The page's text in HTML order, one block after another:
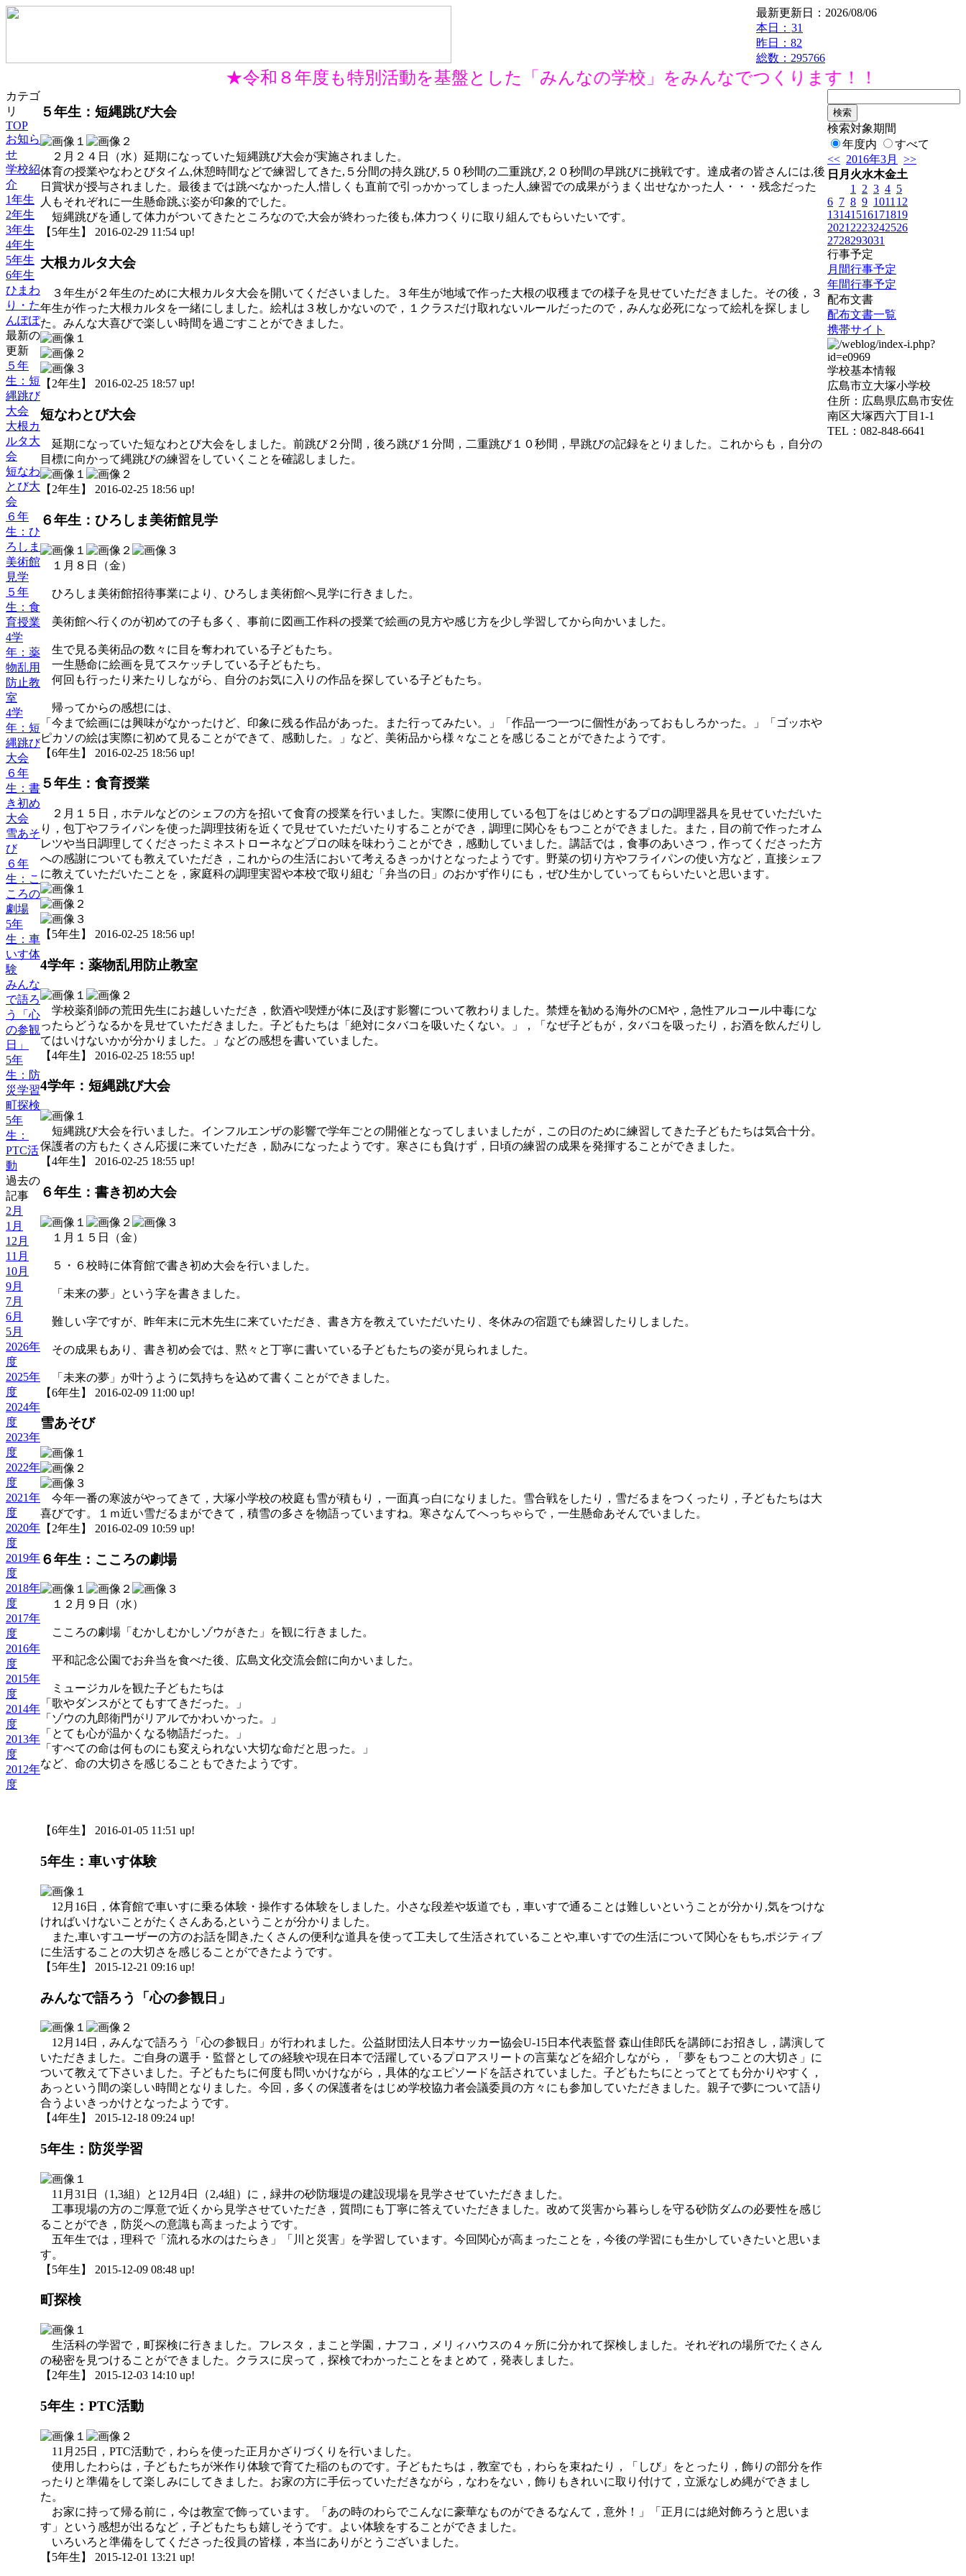
最新更新日：2026/08/06
本日： 31
昨日：82
総数：295766
★令和８年度も特別活動を基盤とした「みんなの学校」をみんなでつくります！！
カテゴ
リ
TOP
お知ら
せ
学校紹
介
1年生
2年生
3年生
4年生
5年生
6年生
ひまわ
り・た
んぽぽ
最新の
更新
５年
生：短
縄跳び
大会
大根カ
ルタ大
会
短なわ
とび大
会
６年
生：ひ
ろしま
美術館
見学
５年
生：食
育授業
4学
年：薬
物乱用
防止教
室
4学
年：短
縄跳び
大会
６年
生：書
き初め
大会
雪あそ
び
６年
生：こ
ころの
劇場
5年
生：車
いす体
験
みんな
で語ろ
う「心
の参観
日」
5年
生：防
災学習
町探検
5年
生：
PTC活
動
過去の
記事
2月
1月
12月
11月
10月
9月
7月
6月
5月
2026年
度
2025年
度
2024年
度
2023年
度
2022年
度
2021年
度
2020年
度
2019年
度
2018年
度
2017年
度
2016年
度
2015年
度
2014年
度
2013年
度
2012年
度
５年生：短縄跳び大会
２月２４日（水）延期になっていた短縄跳び大会が実施されました。
体育の授業やなわとびタイム,休憩時間などで練習してきた,５分間の持久跳び,５０秒間の二重跳び,２０秒間の早跳びに挑戦です。達成者の皆さんには,後
日賞状が授与されました。最後までは跳べなかった人,惜しくも直前で引っかかってしまった人,練習での成果がうまく出せなかった人・・・残念だった
人もそれぞれに一生懸命跳ぶ姿が印象的でした。
短縄跳びを通して体力がついてきたところなので,大会が終わった後も,体力つくりに取り組んでもらいたいです。
【5年生】 2016-02-29 11:54 up!
大根カルタ大会
３年生が２年生のために大根カルタ大会を開いてくださいました。３年生が地域で作った大根の収穫までの様子を見せていただきました。その後，３
年生が作った大根カルタを一緒にしました。絵札は３枚しかないので，１クラスだけ取れないルールだったので，みんな必死になって絵札を探しまし
た。みんな大喜びで楽しい時間を過ごすことができました。
【2年生】 2016-02-25 18:57 up!
短なわとび大会
延期になっていた短なわとび大会をしました。前跳び２分間，後ろ跳び１分間，二重跳び１０秒間，早跳びの記録をとりました。これからも，自分の
目標に向かって縄跳びの練習をしていくことを確認しました。
【2年生】 2016-02-25 18:56 up!
６年生：ひろしま美術館見学
１月８日（金）
ひろしま美術館招待事業により、ひろしま美術館へ見学に行きました。
美術館へ行くのが初めての子も多く、事前に図画工作科の授業で絵画の見方や感じ方を少し学習してから向かいました。
生で見る美術品の数々に目を奪われている子どもたち。
一生懸命に絵画を見てスケッチしている子どもたち。
何回も行ったり来たりしながら、自分のお気に入りの作品を探している子どもたち。
帰ってからの感想には、
「今まで絵画には興味がなかったけど、印象に残る作品があった。また行ってみたい。」「作品一つ一つに個性があっておもしろかった。」「ゴッホや
ピカソの絵は実際に初めて見ることができて、感動した。」など、美術品から様々なことを感じることができたようです。
【6年生】 2016-02-25 18:56 up!
５年生：食育授業
２月１５日，ホテルなどのシェフの方を招いて食育の授業を行いました。実際に使用している包丁をはじめとするプロの調理器具を見せていただいた
り，包丁やフライパンを使った調理技術を近くで見せていただいたりすることができ，調理に関心をもつことができました。また，目の前で作ったオム
レツや当日調理してくださったミネストローネなどプロの味を味わうことができ，感動していました。講話では，食事のあいさつ，作ってくださった方
への感謝についても教えていただき，これからの生活において考えるきっかけとなったようです。野菜の切り方やフライパンの使い方など，直接シェフ
に教えていただいたことを，家庭科の調理実習や本校で取り組む「弁当の日」のおかず作りにも，ぜひ生かしていってもらいたいと思います。
【5年生】 2016-02-25 18:56 up!
4学年：薬物乱用防止教室
学校薬剤師の荒田先生にお越しいただき，飲酒や喫煙が体に及ぼす影響について教わりました。禁煙を勧める海外のCMや，急性アルコール中毒にな
ったらどうなるかを見せていただきました。子どもたちは「絶対にタバコを吸いたくない。」，「なぜ子どもが，タバコを吸ったり，お酒を飲んだりし
てはいけないかが分かりました。」などの感想を書いていました。
【4年生】 2016-02-25 18:55 up!
4学年：短縄跳び大会
短縄跳び大会を行いました。インフルエンザの影響で学年ごとの開催となってしまいましたが，この日のために練習してきた子どもたちは気合十分。
保護者の方もたくさん応援に来ていただき，励みになったようです。寒さにも負けず，日頃の練習の成果を発揮することができました。
【4年生】 2016-02-25 18:55 up!
６年生：書き初め大会
１月１５日（金）
５・６校時に体育館で書き初め大会を行いました。
「未来の夢」という字を書きました。
難しい字ですが、昨年末に元木先生に来ていただき、書き方を教えていただいたり、冬休みの宿題でも練習したりしました。
その成果もあり、書き初め会では、黙々と丁寧に書いている子どもたちの姿が見られました。
「未来の夢」が叶うように気持ちを込めて書くことができました。
【6年生】 2016-02-09 11:00 up!
雪あそび
今年一番の寒波がやってきて，大塚小学校の校庭も雪が積もり，一面真っ白になりました。雪合戦をしたり，雪だるまをつくったり，子どもたちは大
喜びです。１ｍ近い雪だるまができて，積雪の多さを物語っていますね。寒さなんてへっちゃらで，一生懸命あそんでいました。
【2年生】 2016-02-09 10:59 up!
６年生：こころの劇場
１２月９日（水）
こころの劇場「むかしむかしゾウがきた」を観に行きました。
平和記念公園でお弁当を食べた後、広島文化交流会館に向かいました。
ミュージカルを観た子どもたちは
「歌やダンスがとてもすてきだった。」
「ゾウの九郎衛門がリアルでかわいかった。」
「とても心が温かくなる物語だった。」
「すべての命は何ものにも変えられない大切な命だと思った。」
など、命の大切さを感じることもできたようです。
【6年生】 2016-01-05 11:51 up!
5年生：車いす体験
12月16日，体育館で車いすに乗る体験・操作する体験をしました。小さな段差や坂道でも，車いすで通ることは難しいということが分かり,気をつけな
ければいけないことがたくさんある,ということが分かりました。
また,車いすユーザーの方のお話を聞き,たくさんの便利な道具を使って工夫して生活されていることや,車いすでの生活について関心をもち,ポジティブ
に生活することの大切さを感じることができたようです。
【5年生】 2015-12-21 09:16 up!
みんなで語ろう「心の参観日」
12月14日，みんなで語ろう「心の参観日」が行われました。公益財団法人日本サッカー協会U-15日本代表監督 森山佳郎氏を講師にお招きし，講演して
いただきました。ご自身の選手・監督としての経験や現在日本で活躍しているプロアスリートの言葉などを紹介しながら，「夢をもつことの大切さ」に
ついて教えて下さいました。子どもたちに何度も問いかけながら，具体的なエピソードを話されていました。子どもたちにとってとても分かりやすく，
あっという間の楽しい時間となりました。今回，多くの保護者をはじめ学校協力者会議委員の方々にも参加していただきました。親子で夢について語り
合うよいきっかけとなったようです。
【4年生】 2015-12-18 09:24 up!
5年生：防災学習
11月31日（1,3組）と12月4日（2,4組）に，緑井の砂防堰堤の建設現場を見学させていただきました。
工事現場の方のご厚意で近くから見学させていただき，質問にも丁寧に答えていただきました。改めて災害から暮らしを守る砂防ダムの必要性を感じ
ることができ，防災への意識も高まったようです。
五年生では，理科で「流れる水のはたらき」「川と災害」を学習しています。今回関心が高まったことを，今後の学習にも生かしていきたいと思いま
す。
【5年生】 2015-12-09 08:48 up!
町探検
生活科の学習で，町探検に行きました。フレスタ，まこと学園，ナフコ，メリィハウスの４ヶ所に分かれて探検しました。それぞれの場所でたくさん
の秘密を見つけることができました。クラスに戻って，探検でわかったことをまとめて，発表しました。
【2年生】 2015-12-03 14:10 up!
5年生：PTC活動
11月25日，PTC活動で，わらを使った正月かざりづくりを行いました。
使用したわらは，子どもたちが米作り体験で育てた稲のものです。子どもたちは，教室でも，わらを束ねたり，「しび」をとったり，飾りの部分を作
ったりと準備をして楽しみにしてきました。お家の方に手伝っていただきながら，なわをない，飾りもきれいに取り付けて，立派なしめ縄ができまし
た。
お家に持って帰る前に，今は教室で飾っています。「あの時のわらでこんなに豪華なものができるなんて，意外！」「正月には絶対飾ろうと思いま
す」という感想が出るなど，子どもたちも嬉しそうです。よい体験をすることができました。
いろいろと準備をしてくださった役員の皆様，本当にありがとうございました。
【5年生】 2015-12-01 13:21 up!
検索対象期間
年度内
すべて
<< 2016年3月
>>
日 月 火水木金土
1
2 3 4 5
6 7 8 9 1011 12
13141516171819
2021 2223242526
2728293031
行事予定
月間行事予定
年間行事予定
配布文書
配布文書一覧
携帯サイト
学校基本情報
広島市立大塚小学校
住所：広島県広島市安佐
南区大塚西六丁目1-1
TEL：082-848-6641